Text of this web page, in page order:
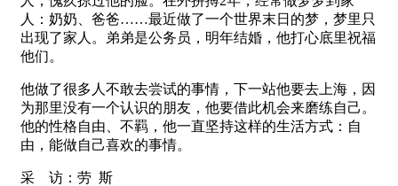
人：奶奶、爸爸……最近做了一个世界末日的梦，梦里只
出现了家人。弟弟是公务员，明年结婚，他打心底里祝福
他们。
他做了很多人不敢去尝试的事情，下一站他要去上海，因
为那里没有一个认识的朋友，他要借此机会来磨练自己。
他的性格自由、不羁，他一直坚持这样的生活方式：自
由，能做自己喜欢的事情。
采 访：劳 斯